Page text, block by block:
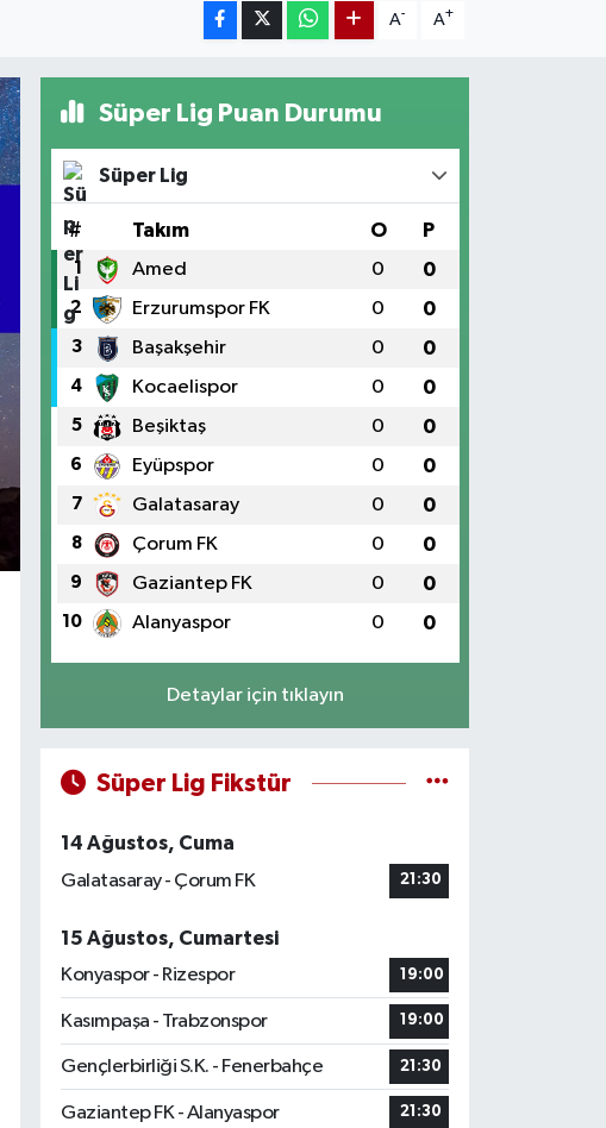
A- A+
Süper Lig Puan Durumu
Süper Lig
# Takım O P
1 Amed 0 0
2 Erzurumspor FK 0 0
3 Başakşehir 0 0
4 Kocaelispor 0 0
5 Beşiktaş 0 0
6 Eyüpspor 0 0
7 Galatasaray 0 0
8 Çorum FK 0 0
9 Gaziantep FK 0 0
10 Alanyaspor 0 0
Detaylar için tıklayın
Süper Lig Fikstür
14 Ağustos, Cuma
Galatasaray - Çorum FK
21:30
15 Ağustos, Cumartesi
Konyaspor - Rizespor
19:00
Kasımpaşa - Trabzonspor 19:00
Gençlerbirliği S.K. - Fenerbahçe 21:30
Gaziantep FK - Alanyaspor 21:30